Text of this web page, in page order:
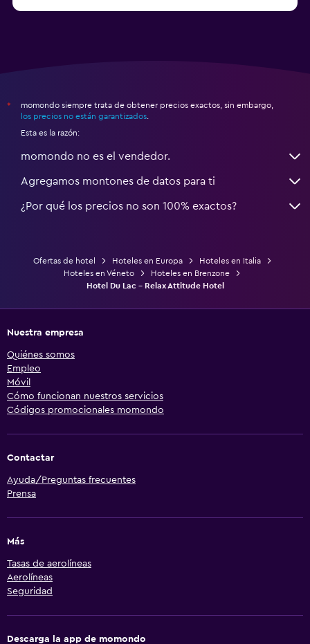
*
momondo siempre trata de obtener precios exactos, sin embargo,
los precios no están garantizados
Esta es la razón:
momondo no es el vendedor.
Agregamos montones de datos para ti
¿Por qué los precios no son 100% exactos?
Ofertas de hotel Hoteles en Europa
Hoteles en Italia
Hoteles en Véneto
Hoteles en Brenzone
Hotel Du Lac - Relax Attitude Hotel
Nuestra empresa
Quiénes somos
Empleo
Móvil
Cómo funcionan nuestros servicios
Códigos promocionales momondo
Contactar
Ayuda/Preguntas frecuentes
Prensa
Más
Tasas de aerolíneas
Aerolíneas
Seguridad
Descarga la app de momondo